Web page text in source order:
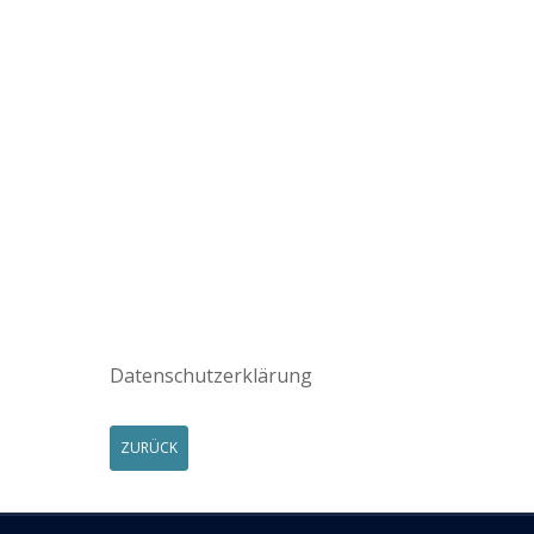
Datenschutzerklärung
ZURÜCK